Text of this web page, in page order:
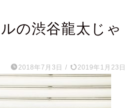
の渋谷龍太じゃ
2018年7月3日 / 2019年1月23日